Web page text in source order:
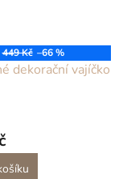
449 Kč –66 %
dekorační vajíčko